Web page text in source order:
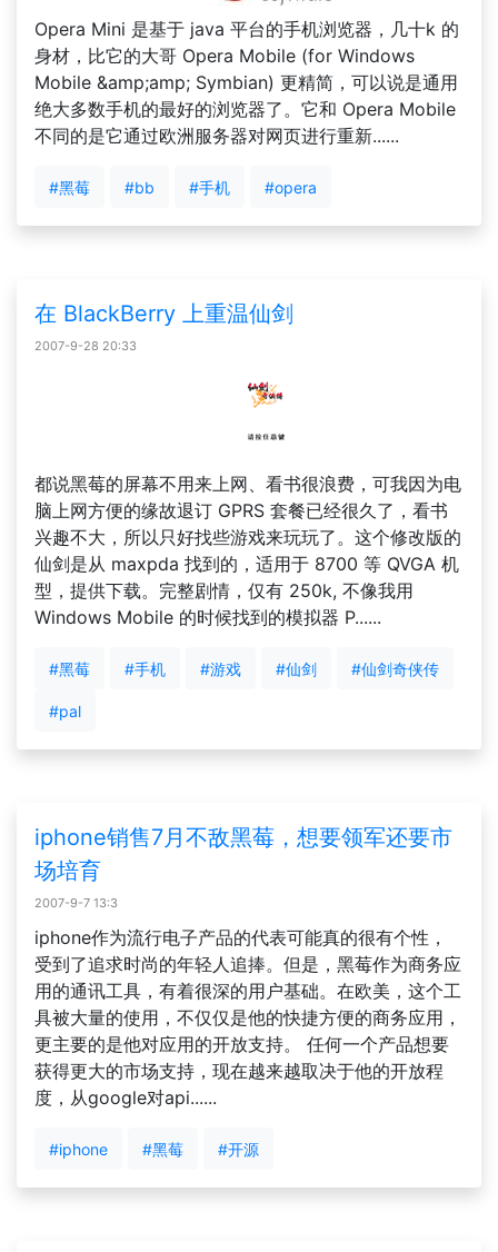
Opera Mini 是基于 java 平台的手机浏览器，几十k 的
身材，比它的大哥 Opera Mobile (for Windows
Mobile &amp;amp; Symbian) 更精简，可以说是通用
绝大多数手机的最好的浏览器了。它和 Opera Mobile
不同的是它通过欧洲服务器对网页进行重新......
#黑莓 #bb #手机 #opera
在 BlackBerry 上重温仙剑
2007-9-28 20:33
都说黑莓的屏幕不用来上网、看书很浪费，可我因为电
脑上网方便的缘故退订 GPRS 套餐已经很久了，看书
兴趣不大，所以只好找些游戏来玩玩了。这个修改版的
仙剑是从 maxpda 找到的，适用于 8700 等 QVGA 机
型，提供下载。完整剧情，仅有 250k, 不像我用
Windows Mobile 的时候找到的模拟器 P......
#黑莓 #手机 #游戏 #仙剑 #仙剑奇侠传
#pal
iphone销售7月不敌黑莓，想要领军还要市
场培育
2007-9-7 13:3
iphone作为流行电子产品的代表可能真的很有个性，
受到了追求时尚的年轻人追捧。但是，黑莓作为商务应
用的通讯工具，有着很深的用户基础。在欧美，这个工
具被大量的使用，不仅仅是他的快捷方便的商务应用，
更主要的是他对应用的开放支持。 任何一个产品想要
获得更大的市场支持，现在越来越取决于他的开放程
度，从google对api......
#iphone #黑莓 #开源